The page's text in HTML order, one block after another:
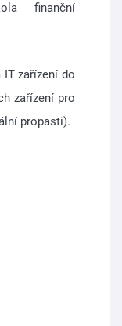
finanční
zařízení do
zařízení pro
propasti).